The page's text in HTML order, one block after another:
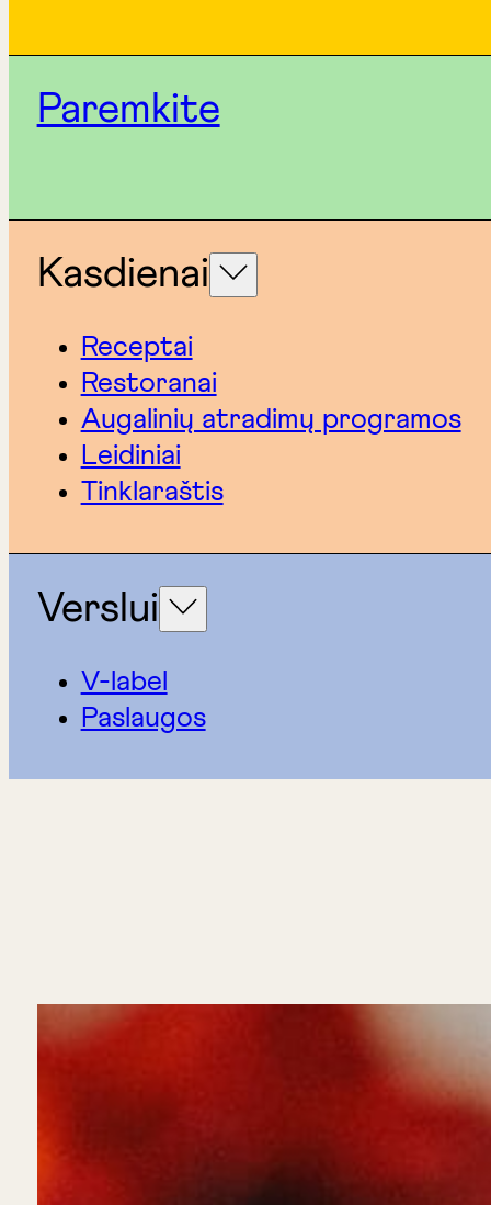
Paremkite
Kasdienai
Receptai
Restoranai
Augalinių atradimų programos
Leidiniai
Tinklaraštis
Verslui
V-label
Paslaugos